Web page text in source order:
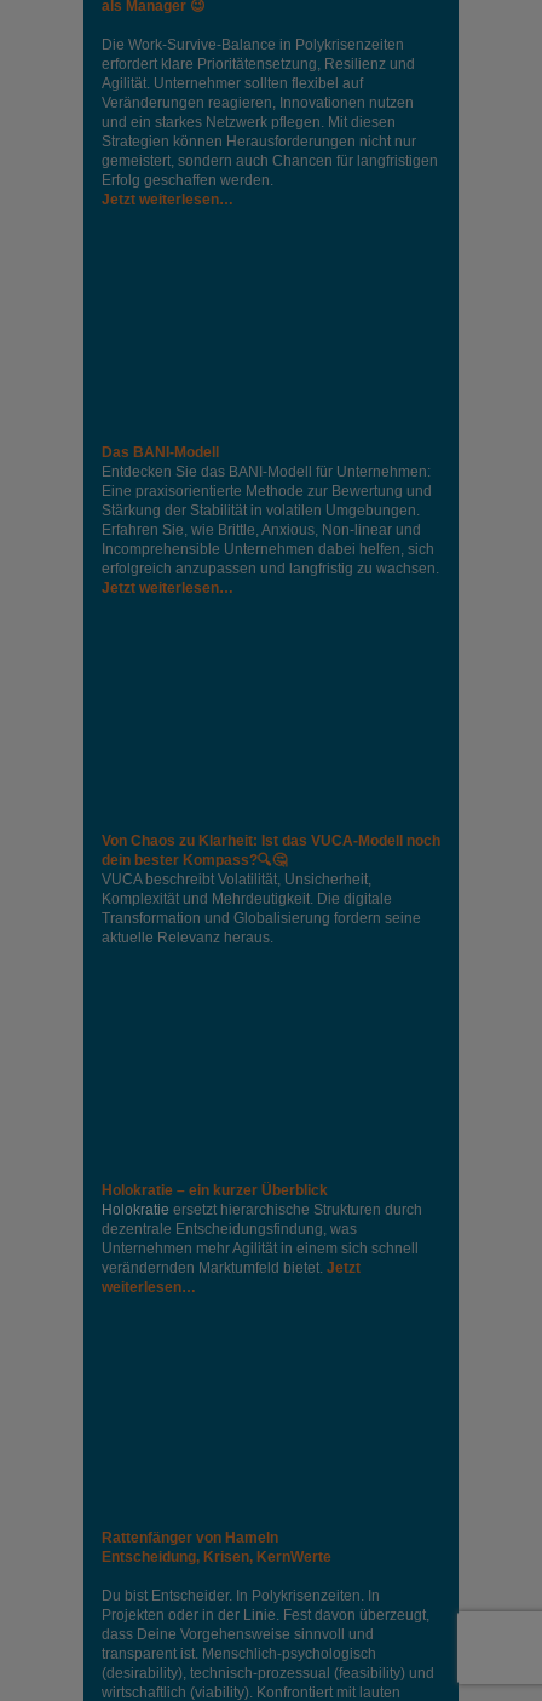
als Manager 😉
Die Work-Survive-Balance in Polykrisenzeiten
erfordert klare Prioritätensetzung, Resilienz und
Agilität. Unternehmer sollten flexibel auf
Veränderungen reagieren, Innovationen nutzen
und ein starkes Netzwerk pflegen. Mit diesen
Strategien können Herausforderungen nicht nur
gemeistert, sondern auch Chancen für langfristigen
Erfolg geschaffen werden.
Jetzt weiterlesen…
Das BANI-Modell
Entdecken Sie das BANI-Modell für Unternehmen:
Eine praxisorientierte Methode zur Bewertung und
Stärkung der Stabilität in volatilen Umgebungen.
Erfahren Sie, wie Brittle, Anxious, Non-linear und
Incomprehensible Unternehmen dabei helfen, sich
erfolgreich anzupassen und langfristig zu wachsen.
Jetzt weiterlesen…
Von Chaos zu Klarheit: Ist das VUCA-Modell noch
dein bester Kompass?🔍🤔
VUCA beschreibt Volatilität, Unsicherheit,
Komplexität und Mehrdeutigkeit. Die digitale
Transformation und Globalisierung fordern seine
aktuelle Relevanz heraus.
Holokratie – ein kurzer Überblick
Holokratie ersetzt hierarchische Strukturen durch
dezentrale Entscheidungsfindung, was
Unternehmen mehr Agilität in einem sich schnell
verändernden Marktumfeld bietet. Jetzt
weiterlesen…
Rattenfänger von Hameln
Entscheidung, Krisen, KernWerte
Du bist Entscheider. In Polykrisenzeiten. In
Projekten oder in der Linie. Fest davon überzeugt,
dass Deine Vorgehensweise sinnvoll und
transparent ist. Menschlich-psychologisch
(desirability), technisch-prozessual (feasibility) und
wirtschaftlich (viability). Konfrontiert mit lauten